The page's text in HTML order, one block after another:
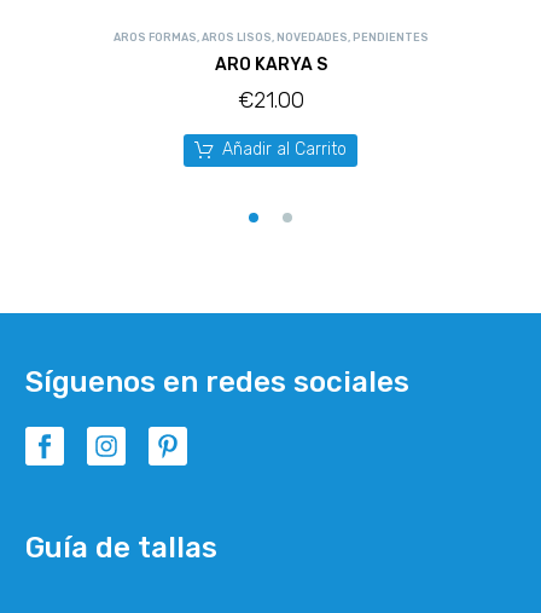
AROS FORMAS AROS LISOS NOVEDADES PENDIENTES
ARO KARYA S
€21.00
Añadir al Carrito
Síguenos en redes sociales
Guía de tallas